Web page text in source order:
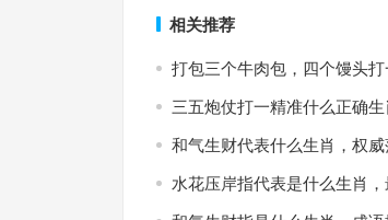
相关推荐
打包三个牛肉包，四个馒头
三五炮仗打一精准什么正确
和气生财代表什么生肖，权
水花压岸指代表是什么生肖